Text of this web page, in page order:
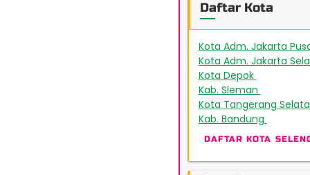
Daftar Kota
Kota Adm. Jakarta
Kota Adm. Jakarta
Kota Depok
Kab. Sleman
Kota Tangerang
Kab. Bandung
DAFTAR KOTA